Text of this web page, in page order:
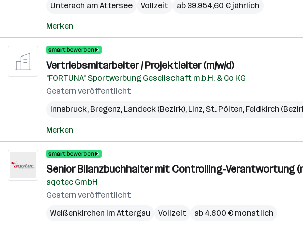
Unterach am Attersee
Vollzeit ab 39.954,60 € jährlich
Merken
Vertriebsmitarbeiter / Projektleiter (m/w/d)
"FORTUNA" Sportwerbung Gesellschaft m.b.H. & Co KG
Gestern veröffentlicht
Innsbruck, Bregenz, Landeck (Bezirk), Linz, St. Pölten, Feldkirch
Merken
Senior Bilanzbuchhalter mit Controlling-Verantwortung
aqotec GmbH
Gestern veröffentlicht
Weißenkirchen im Attergau
Vollzeit ab 4.600 € monatlich